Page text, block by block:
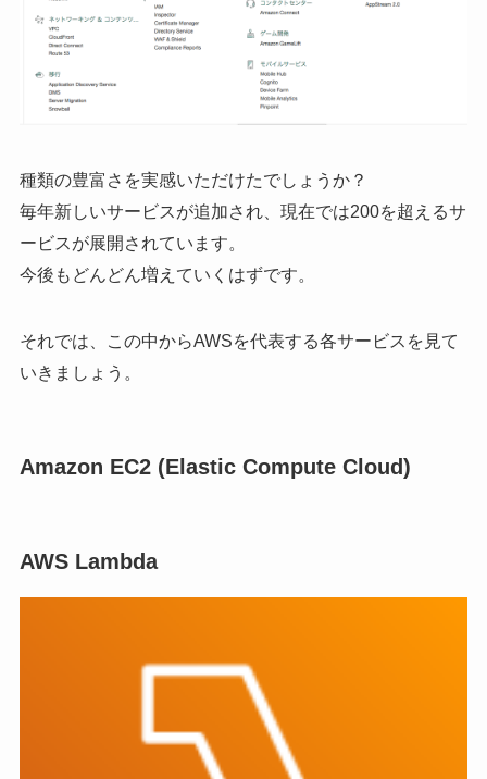
種類の豊富さを実感いただけたでしょうか？
毎年新しいサービスが追加され、現在では200を超えるサ
ービスが展開されています。
今後もどんどん増えていくはずです。
それでは、この中からAWSを代表する各サービスを見て
いきましょう。
Amazon EC2 (Elastic Compute Cloud)
AWS Lambda